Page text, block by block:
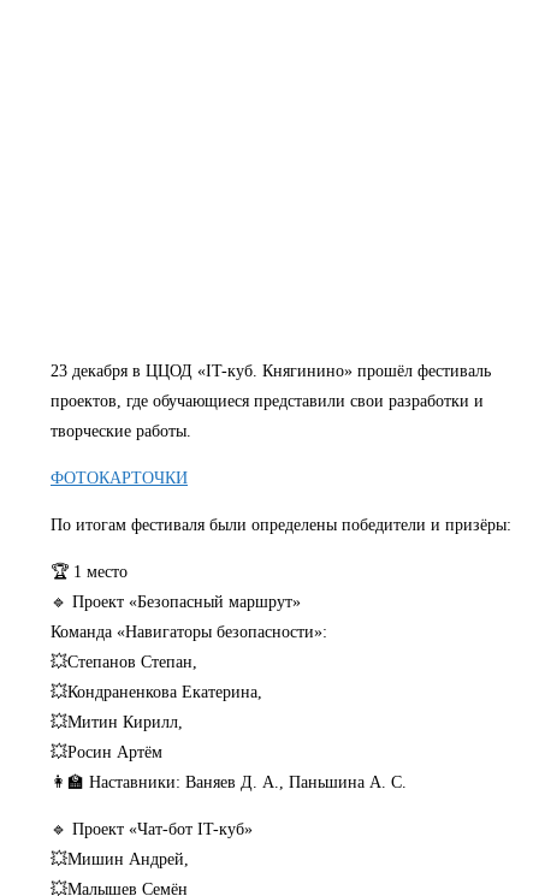
23 декабря в ЦЦОД «IT-куб. Княгинино» прошёл фестиваль
проектов, где обучающиеся представили свои разработки и
творческие работы.
ФОТОКАРТОЧКИ
По итогам фестиваля были определены победители и призёры:
🏆 1 место
🔹 Проект «Безопасный маршрут»
Команда «Навигаторы безопасности»:
💥Степанов Степан,
💥Кондраненкова Екатерина,
💥Митин Кирилл,
💥Росин Артём
👩‍🏫 Наставники: Ваняев Д. А., Паньшина А. С.
🔹 Проект «Чат-бот IT-куб»
💥Мишин Андрей,
💥Малышев Семён